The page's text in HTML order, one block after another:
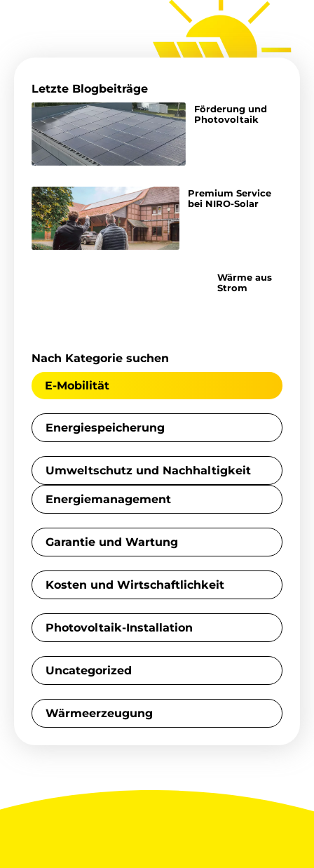
Letzte Blogbeiträge
Förderung und
Photovoltaik
Premium Service
bei NIRO-Solar
Wärme aus
Strom
Nach Kategorie suchen
E-Mobilität
Energiespeicherung
Umweltschutz und Nachhaltigkeit
Energiemanagement
Garantie und Wartung
Kosten und Wirtschaftlichkeit
Photovoltaik-Installation
Uncategorized
Wärmeerzeugung